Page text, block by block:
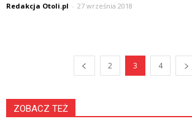
Redakcja Otoli.pl - 27 września 2018
2 3 4
ZOBACZ TEŻ